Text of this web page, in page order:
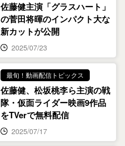
佐藤健主演「グラスハート」
の菅田将暉のインパクト大な
新カットが公開
2025/07/23
最旬！動画配信トピックス
佐藤健、松坂桃李ら主演の戦
隊・仮面ライダー映画9作品
をTVerで無料配信
2025/07/17